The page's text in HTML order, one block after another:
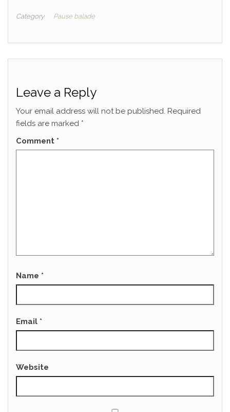
Category Pause balade
Leave a Reply
Your email address will not be published. Required
fields are marked *
Comment *
Name *
Email *
Website